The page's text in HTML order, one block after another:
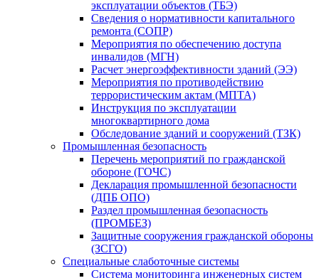
эксплуатации объектов (ТБЭ)
Сведения о нормативности капитального
ремонта (СОПР)
Мероприятия по обеспечению доступа
инвалидов (МГН)
Расчет энергоэффективности зданий (ЭЭ)
Мероприятия по противодействию
террористическим актам (МПТА)
Инструкция по эксплуатации
многоквартирного дома
Обследование зданий и сооружений (ТЗК)
Промышленная безопасность
Перечень мероприятий по гражданской
обороне (ГОЧС)
Декларация промышленной безопасности
(ДПБ ОПО)
Раздел промышленная безопасность
(ПРОМБЕЗ)
Защитные сооружения гражданской обороны
(ЗСГО)
Специальные слаботочные системы
Система мониторинга инженерных систем